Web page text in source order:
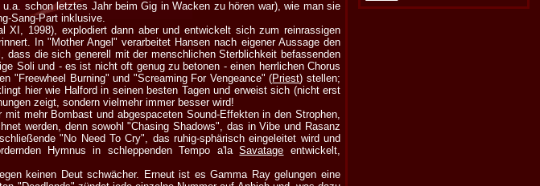
schon letztes Jahr beim Gig in Wacken zu hören war), wie man sie
Sang-Part inklusive.
XI, 1998), explodiert dann aber und entwickelt sich zum reinrassigen
In "Mother Angel" verarbeitet Hansen nach eigener Aussage den
die sich generell mit der menschlichen Sterblichkeit befassenden
Soli und - es ist nicht oft genug zu betonen - einen herrlichen Chorus
"Freewheel Burning" und "Screaming For Vengeance" (Priest) stellen;
hier wie Halford in seinen besten Tagen und erweist sich (nicht erst
zeigt, sondern vielmehr immer besser wird!
mehr Bombast und abgespaceten Sound-Effekten in den Strophen,
werden, denn sowohl "Chasing Shadows", das in Vibe und Rasanz
"No Need To Cry", das ruhig-sphärisch eingeleitet wird und
Hymnus in schleppenden Tempo a'laSavatage entwickelt,
keinen Deut schwächer. Erneut ist es Gamma Ray gelungen eine